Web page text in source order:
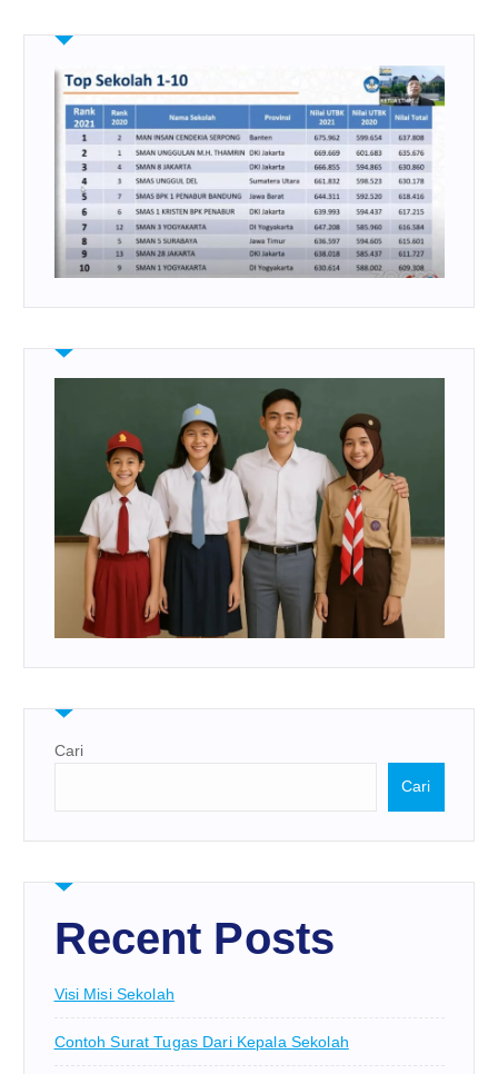
Cari
Cari
Recent Posts
Visi Misi Sekolah
Contoh Surat Tugas Dari Kepala Sekolah